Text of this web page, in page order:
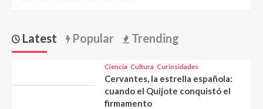
Latest Popular Trending
Ciencia Cultura Curiosidades
Cervantes, la estrella española:
cuando el Quijote conquistó el
firmamento